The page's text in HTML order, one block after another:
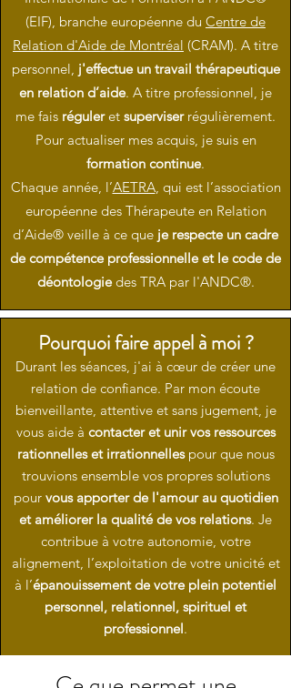
(EIF), branche européenne du Centre de
Relation d'Aide de Montréal (CRAM). A titre
personnel, j'effectue un travail thérapeutique
en relation d’aide. A titre professionnel, je
me fais réguleret superviserrégulièrement.
Pour actualiser mes acquis, je suis en
formation continue.
Chaque année, l’AETRA, qui est l’association
européenne des Thérapeute en Relation
d’Aide® veille à ce que je respecte un cadre
de compétence professionnelle et le code de
déontologiedes TRA par l'ANDC®.
Pourquoi faire appel à moi ?
Durant les séances, j'ai à cœur de créer une
relation de confiance. Par mon écoute
bienveillante, attentive et sans jugement, je
vous aide à contacter et unir vos ressources
rationnelles et irrationnellespour que nous
trouvions ensemble vos propres solutions
pour vous apporter de l'amour au quotidien
et améliorer la qualité de vos relations. Je
contribue à votre autonomie, votre
alignement, l’exploitation de votre unicité et
à l’épanouissement de votre plein potentiel
personnel, relationnel, spirituel et
professionnel.